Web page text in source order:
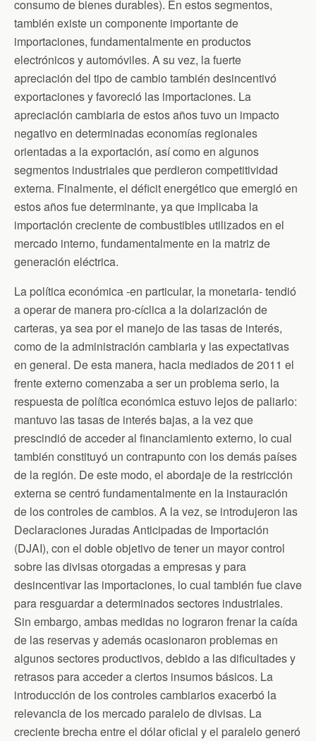
consumo de bienes durables). En estos segmentos,
también existe un componente importante de
importaciones, fundamentalmente en productos
electrónicos y automóviles. A su vez, la fuerte
apreciación del tipo de cambio también desincentivó
exportaciones y favoreció las importaciones. La
apreciación cambiaria de estos años tuvo un impacto
negativo en determinadas economías regionales
orientadas a la exportación, así como en algunos
segmentos industriales que perdieron competitividad
externa. Finalmente, el déficit energético que emergió en
estos años fue determinante, ya que implicaba la
importación creciente de combustibles utilizados en el
mercado interno, fundamentalmente en la matriz de
generación eléctrica.
La política económica -en particular, la monetaria- tendió
a operar de manera pro-cíclica a la dolarización de
carteras, ya sea por el manejo de las tasas de interés,
como de la administración cambiaria y las expectativas
en general. De esta manera, hacia mediados de 2011 el
frente externo comenzaba a ser un problema serio, la
respuesta de política económica estuvo lejos de paliarlo:
mantuvo las tasas de interés bajas, a la vez que
prescindió de acceder al financiamiento externo, lo cual
también constituyó un contrapunto con los demás países
de la región. De este modo, el abordaje de la restricción
externa se centró fundamentalmente en la instauración
de los controles de cambios. A la vez, se introdujeron las
Declaraciones Juradas Anticipadas de Importación
(DJAI), con el doble objetivo de tener un mayor control
sobre las divisas otorgadas a empresas y para
desincentivar las importaciones, lo cual también fue clave
para resguardar a determinados sectores industriales.
Sin embargo, ambas medidas no lograron frenar la caída
de las reservas y además ocasionaron problemas en
algunos sectores productivos, debido a las dificultades y
retrasos para acceder a ciertos insumos básicos. La
introducción de los controles cambiarios exacerbó la
relevancia de los mercado paralelo de divisas. La
creciente brecha entre el dólar oficial y el paralelo generó